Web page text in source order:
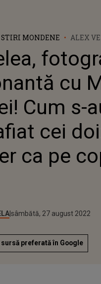
STIRI MONDENE
ALEX
cu
Cum s-
cei
ca pe
Publicat:
vineri, 27 august 2021
Actualizat:
sâmbătă, 27 august 2022
preferată în Google